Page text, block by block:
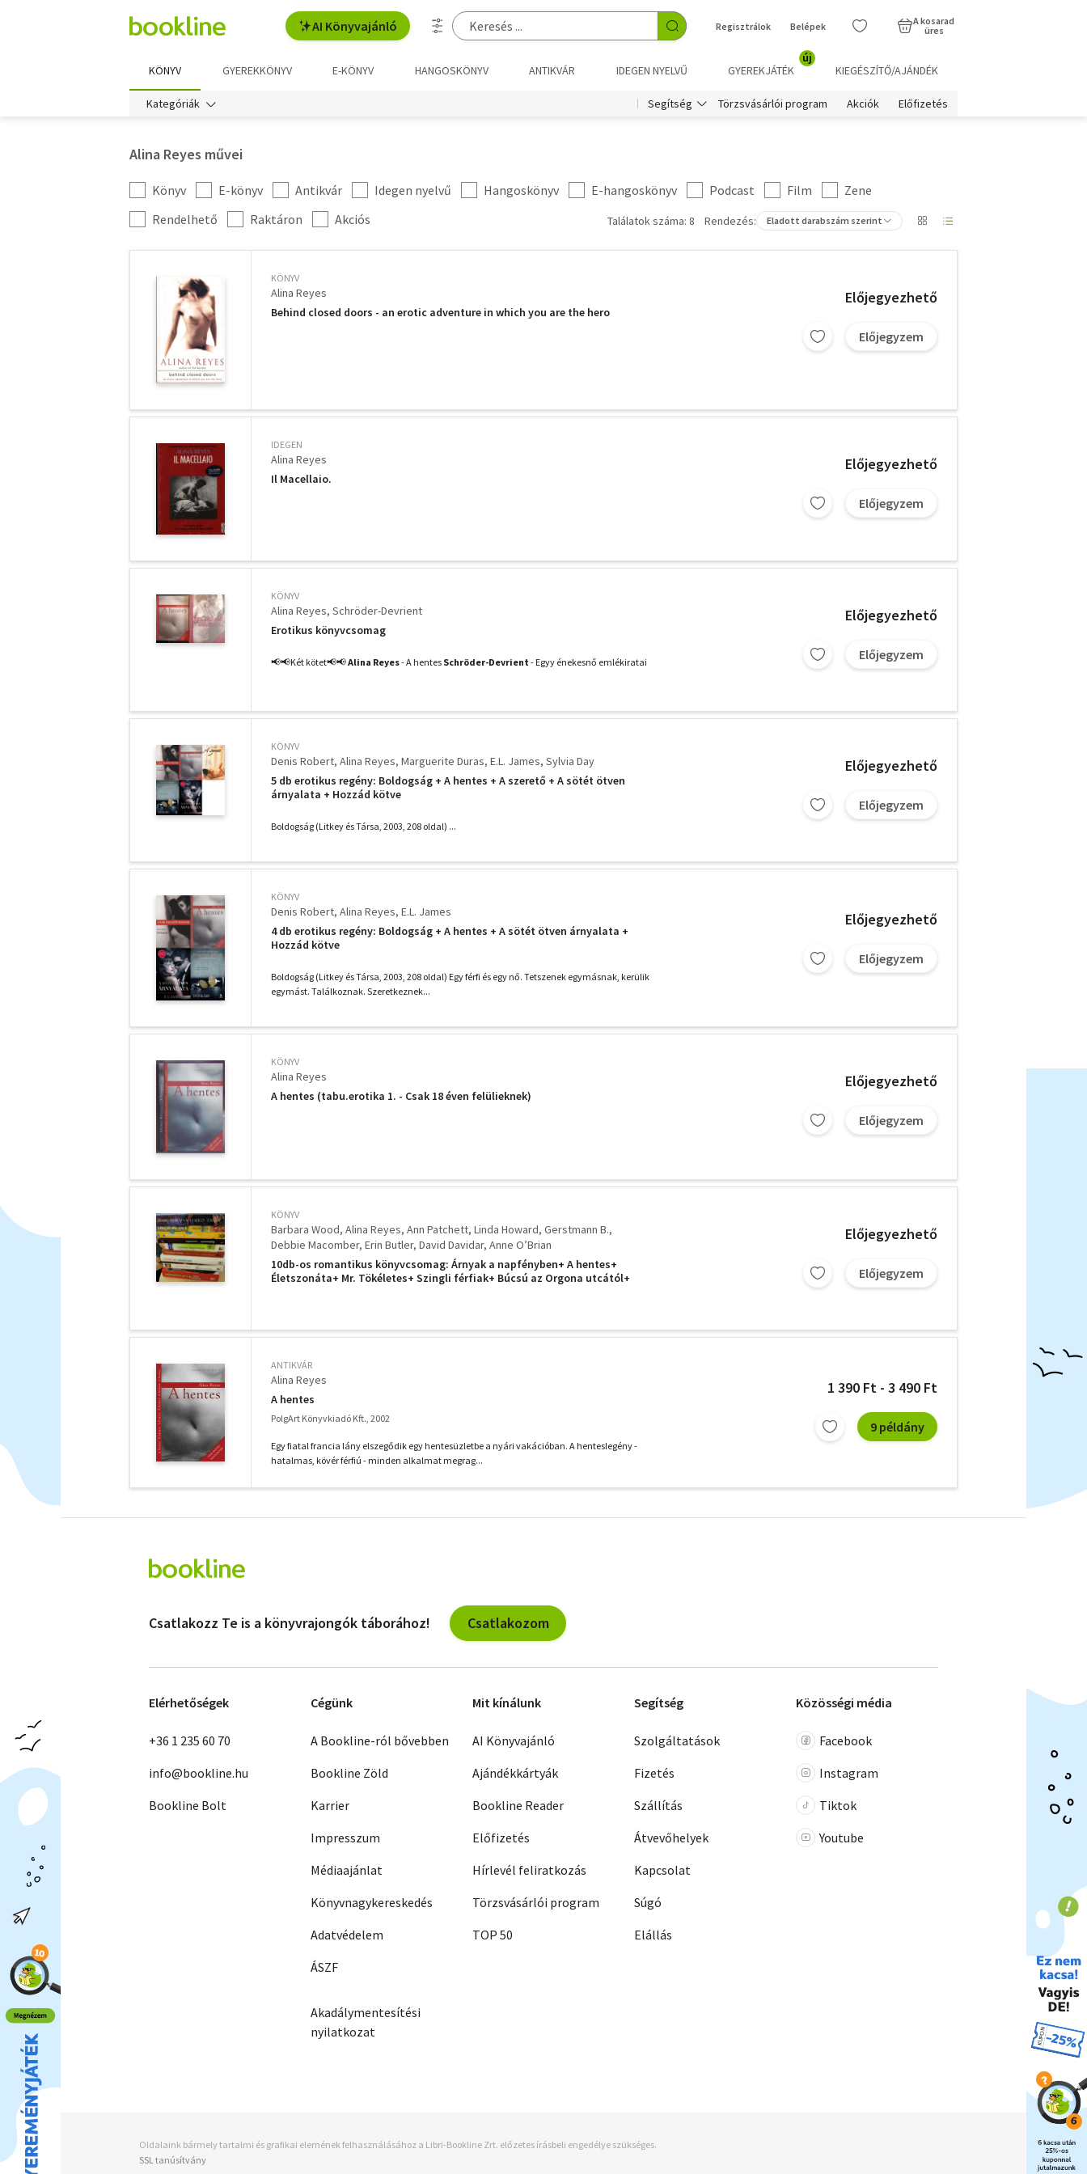
AI Könyvajánló Regisztrálok Belépek
A kosarad
üres
KÖNYV GYEREKKÖNYV E-KÖNYV HANGOSKÖNYV ANTIKVÁR IDEGEN NYELVŰ GYEREKJÁTÉK
új
KIEGÉSZÍTŐ/AJÁNDÉK
Kategóriák Segítség Törzsvásárlói program Akciók Előfizetés
Alina Reyes művei
Kategória
szűrés
Könyv E-könyv Antikvár Idegen nyelvű Hangoskönyv E-hangoskönyv Podcast Film
Zene
További
szűrők
Rendelhető Raktáron Akciós Találatok száma: 8 Rendezés: Eladott darabszám szerint
KÖNYV
Alina Reyes
Behind closed doors - an erotic adventure in which you are the hero
Előjegyezhető
Előjegyzem
IDEGEN
Alina Reyes
Il Macellaio.
Előjegyezhető
Előjegyzem
KÖNYV
Alina Reyes Schröder-Devrient
Erotikus könyvcsomag
📢📢Két kötet📢📢Alina Reyes- A hentes Schröder-Devrient - Egyy énekesnő emlékiratai
Előjegyezhető
Előjegyzem
KÖNYV
Denis Robert Alina Reyes Marguerite Duras E.L. James Sylvia Day
5 db erotikus regény: Boldogság + A hentes + A szerető + A ​sötét ötven
árnyalata + Hozzád kötve
Boldogság (Litkey és Társa, 2003, 208 oldal) ...
Előjegyezhető
Előjegyzem
KÖNYV
Denis Robert Alina Reyes E.L. James
4 db erotikus regény: Boldogság + A hentes + A ​sötét ötven árnyalata +
Hozzád kötve
Boldogság (Litkey és Társa, 2003, 208 oldal) Egy férfi és egy nő. Tetszenek egymásnak, kerülik
egymást. Találkoznak. Szeretkeznek...
Előjegyezhető
Előjegyzem
KÖNYV
Alina Reyes
A hentes (tabu.erotika 1. - Csak 18 éven felülieknek)
Előjegyezhető
Előjegyzem
KÖNYV
Barbara Wood Alina Reyes Ann Patchett Linda Howard Gerstmann B.
Debbie Macomber Erin Butler David Davidar Anne O’Brian
10db-os romantikus könyvcsomag: Árnyak a napfényben+ A hentes+
Életszonáta+ Mr. Tökéletes+ Szingli férfiak+ Búcsú az Orgona utcától+
Előjegyezhető
Előjegyzem
ANTIKVÁR
Alina Reyes
A hentes
PolgArt Könyvkiadó Kft., 2002
Egy fiatal francia lány elszegődik egy hentesüzletbe a nyári vakációban. A henteslegény -
hatalmas, kövér férfiú - minden alkalmat megrag...
1 390 Ft - 3 490 Ft
9 példány
szűrők
Csatlakozz Te is a könyvrajongók táborához! Csatlakozom
Elérhetőségek
+36 1 235 60 70
info@bookline.hu
Bookline Bolt
Cégünk
A Bookline-ról bővebben
Bookline Zöld
Karrier
Impresszum
Médiaajánlat
Könyvnagykereskedés
Adatvédelem
ÁSZF
Akadálymentesítési
nyilatkozat
Mit kínálunk
AI Könyvajánló
Ajándékkártyák
Bookline Reader
Előfizetés
Hírlevél feliratkozás
Törzsvásárlói program
TOP 50
Segítség
Szolgáltatások
Fizetés
Szállítás
Átvevőhelyek
Kapcsolat
Súgó
Elállás
Közösségi média
Facebook
Instagram
Tiktok
Youtube
Oldalaink bármely tartalmi és grafikai elemének felhasználásához a Libri-Bookline Zrt. előzetes írásbeli engedélye szükséges.
SSL tanúsítvány